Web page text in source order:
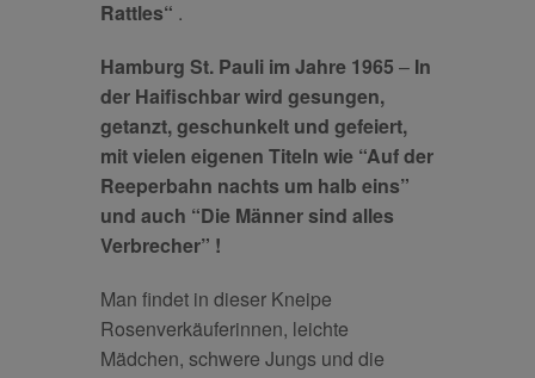
Rattles“ .
Hamburg St. Pauli im Jahre 1965 – In
der Haifischbar wird gesungen,
getanzt, geschunkelt und gefeiert,
mit vielen eigenen Titeln wie “Auf der
Reeperbahn nachts um halb eins”
und auch “Die Männer sind alles
Verbrecher” !
Man findet in dieser Kneipe
Rosenverkäuferinnen, leichte
Mädchen, schwere Jungs und die